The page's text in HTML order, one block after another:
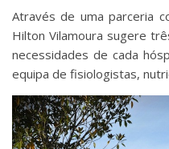
Através de uma parceria
Hilton Vilamoura sugere
necessidades de cada
equipa de fisiologistas,